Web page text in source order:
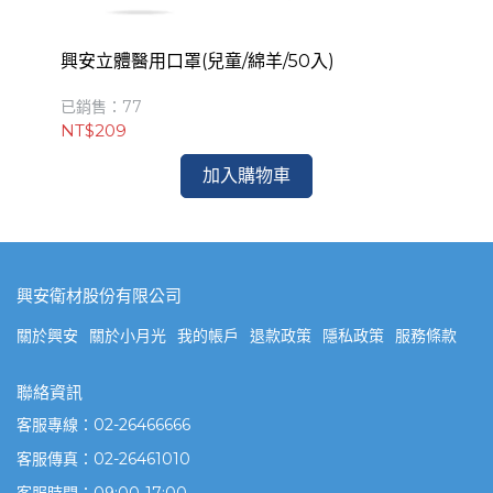
興安立體醫用口罩(兒童/綿羊/50入)
已銷售：77
NT$209
加入購物車
興安衛材股份有限公司
關於興安 關於小月光 我的帳戶 退款政策 隱私政策 服務條款
聯絡資訊
客服專線：02-26466666
客服傳真：02-26461010